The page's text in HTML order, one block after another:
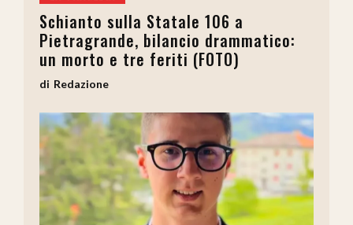
Schianto sulla Statale 106 a
Pietragrande, bilancio drammatico:
un morto e tre feriti (FOTO)
Redazione